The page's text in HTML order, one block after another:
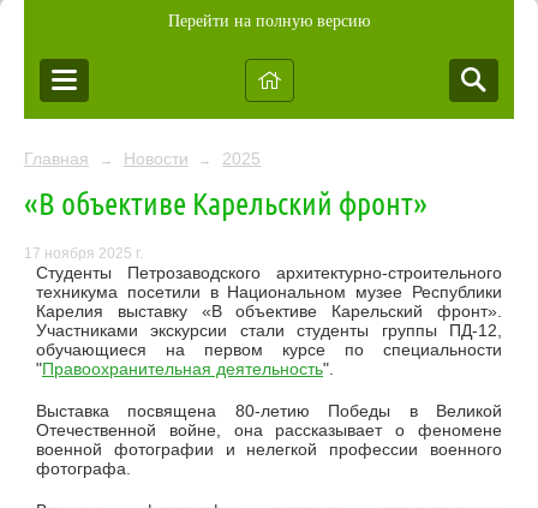
Перейти на полную версию
Главная → Новости → 2025
«В объективе Карельский фронт»
17 ноября 2025 г.
Студенты Петрозаводского архитектурно-строительного
техникума посетили в Национальном музее Республики
Карелия выставку «В объективе Карельский фронт».
Участниками экскурсии стали студенты группы ПД-12,
обучающиеся на первом курсе по специальности
"Правоохранительная деятельность".
Выставка посвящена 80-летию Победы в Великой
Отечественной войне, она рассказывает о феномене
военной фотографии и нелегкой профессии военного
фотографа.